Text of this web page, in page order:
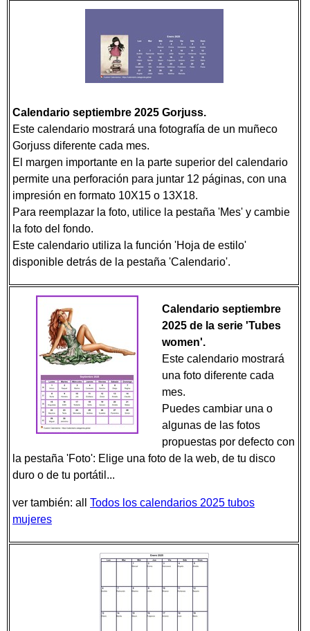
Calendario septiembre 2025 Gorjuss.
Este calendario mostrará una fotografía de un muñeco
Gorjuss diferente cada mes.
El margen importante en la parte superior del calendario
permite una perforación para juntar 12 páginas, con una
impresión en formato 10X15 o 13X18.
Para reemplazar la foto, utilice la pestaña 'Mes' y cambie
la foto del fondo.
Este calendario utiliza la función 'Hoja de estilo'
disponible detrás de la pestaña 'Calendario'.
Calendario septiembre
2025 de la serie 'Tubes
women'.
Este calendario mostrará
una foto diferente cada
mes.
Puedes cambiar una o
algunas de las fotos
propuestas por defecto con
la pestaña 'Foto': Elige una foto de la web, de tu disco
duro o de tu portátil...
ver también: all Todos los calendarios 2025 tubos
mujeres